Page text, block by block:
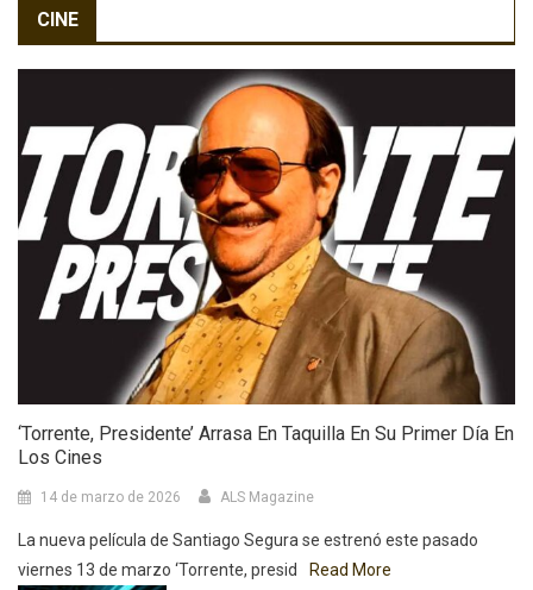
CINE
‘Torrente, Presidente’ Arrasa En Taquilla En Su Primer Día En
Los Cines
14 de marzo de 2026 ALS Magazine
La nueva película de Santiago Segura se estrenó este pasado
viernes 13 de marzo ‘Torrente, presid
Read More